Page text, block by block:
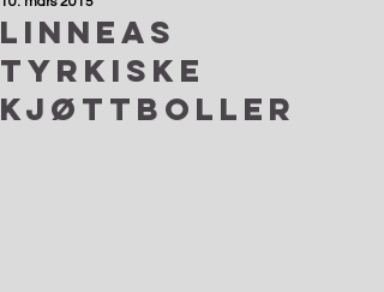
Linneas
tyrkiske
kjøttboller